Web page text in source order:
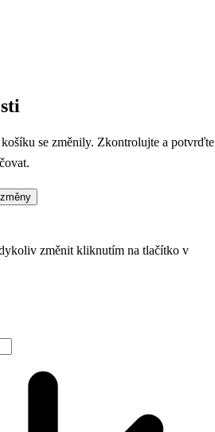
se změnily. Zkontrolujte a potvrďte
změnit kliknutím na tlačítko v